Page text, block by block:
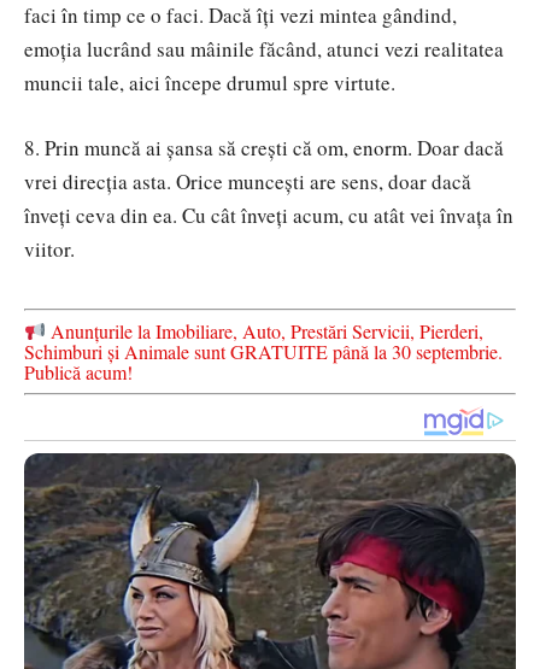
faci în timp ce o faci. Dacă îți vezi mintea gândind,
emoția lucrând sau mâinile făcând, atunci vezi realitatea
muncii tale, aici începe drumul spre virtute.
8. Prin muncă ai șansa să crești că om, enorm. Doar dacă
vrei direcția asta. Orice muncești are sens, doar dacă
înveți cevadin ea. Cu cât înveți acum, cu atât vei învața în
viitor.
Anunțurile la Imobiliare, Auto, Prestări Servicii, Pierderi,
Schimburi și Animale sunt GRATUITE până la 30 septembrie.
Publică acum!